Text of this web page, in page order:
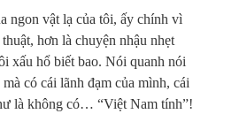
ngon vật lạ của tôi, ấy chính vì
hơn là chuyện nhậu nhẹt
xấu hổ biết bao. Nói quanh nói
có cái lãnh đạm của mình, cái
là không có… “Việt Nam tính”!